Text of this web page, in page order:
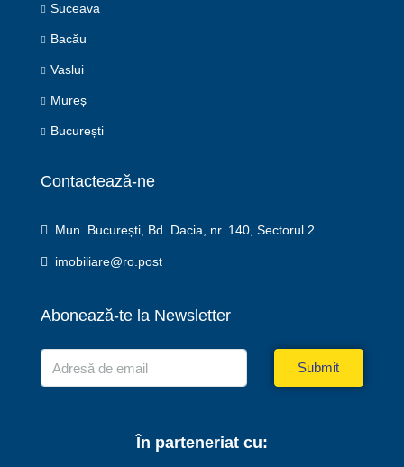
Suceava
Bacău
Vaslui
Mureș
București
Contactează-ne
Mun. București, Bd. Dacia, nr. 140, Sectorul 2
imobiliare@ro.post
Abonează-te la Newsletter
Submit
În parteneriat cu: